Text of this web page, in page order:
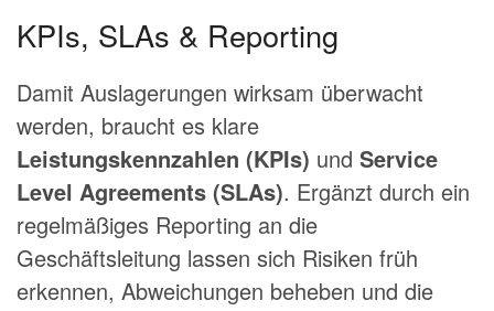
KPIs, SLAs & Reporting
Damit Auslagerungen wirksam überwacht
werden, braucht es klare
Leistungskennzahlen (KPIs) und Service
Level Agreements (SLAs). Ergänzt durch ein
regelmäßiges Reporting an die
Geschäftsleitung lassen sich Risiken früh
erkennen, Abweichungen beheben und die